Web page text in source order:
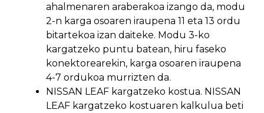
ahalmenaren araberakoa izango da, modu
2-n karga osoaren iraupena 11 eta 13 ordu
bitartekoa izan daiteke. Modu 3-ko
kargatzeko puntu batean, hiru faseko
konektorearekin, karga osoaren iraupena
4-7 ordukoa murrizten da.
NISSAN LEAF kargatzeko kostua. NISSAN
LEAF kargatzeko kostuaren kalkulua beti